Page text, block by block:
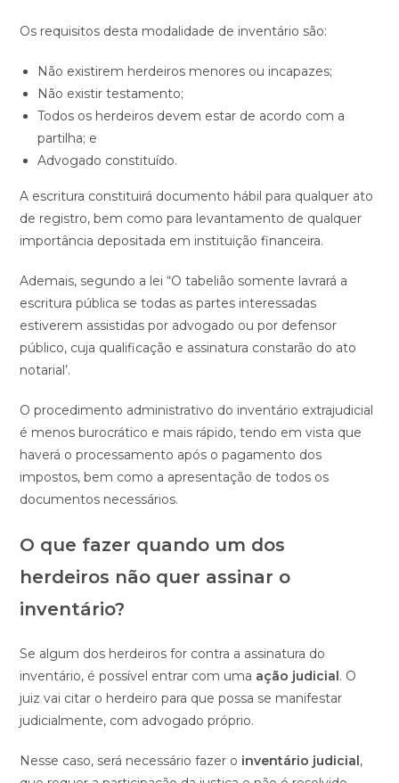
Os requisitos desta modalidade de inventário são:
Não existirem herdeiros menores ou incapazes;
Não existir testamento;
Todos os herdeiros devem estar de acordo com a
partilha; e
Advogado constituído.
A escritura constituirá documento hábil para qualquer ato
de registro, bem como para levantamento de qualquer
importância depositada em instituição financeira.
Ademais, segundo a lei “O tabelião somente lavrará a
escritura pública se todas as partes interessadas
estiverem assistidas por advogado ou por defensor
público, cuja qualificação e assinatura constarão do ato
notarial’.
O procedimento administrativo do inventário extrajudicial
é menos burocrático e mais rápido, tendo em vista que
haverá o processamento após o pagamento dos
impostos, bem como a apresentação de todos os
documentos necessários.
O que fazer quando um dos
herdeiros não quer assinar o
inventário?
Se algum dos herdeiros for contra a assinatura do
inventário, é possível entrar com uma ação judicial. O
juiz vai citar o herdeiro para que possa se manifestar
judicialmente, com advogado próprio.
Nesse caso, será necessário fazer o inventário judicial,